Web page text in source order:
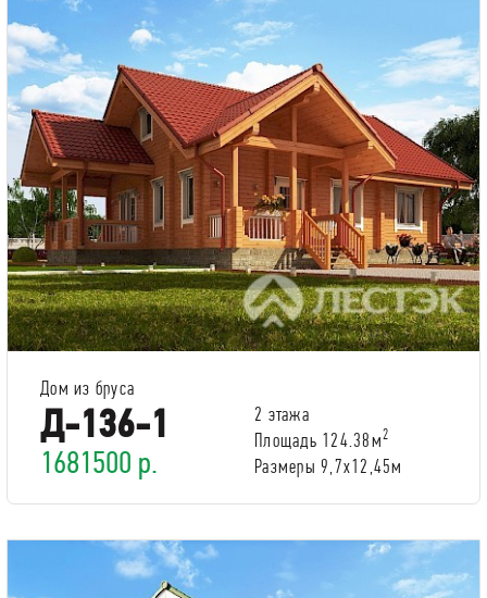
Дом из бруса
Д-136-1
1681500 р.
2 этажа
Площадь 124.38м2
Размеры 9,7х12,45м